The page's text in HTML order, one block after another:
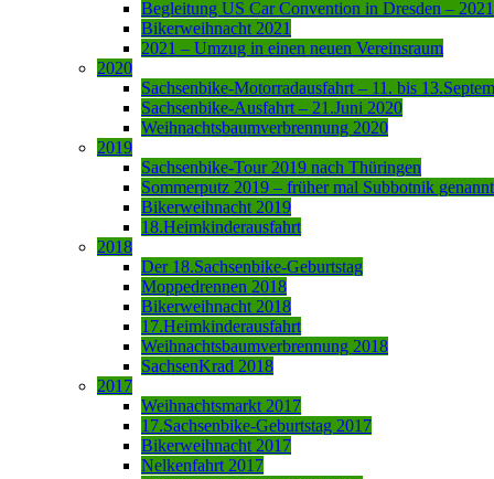
Begleitung US Car Convention in Dresden – 2021
Bikerweihnacht 2021
2021 – Umzug in einen neuen Vereinsraum
2020
Sachsenbike-Motorradausfahrt – 11. bis
Sachsenbike-Ausfahrt – 21.Juni 2020
Weihnachtsbaumverbrennung 2020
2019
Sachsenbike-Tour 2019 nach Thüringen
Sommerputz 2019 – früher mal Subbotnik genannt
Bikerweihnacht 2019
18.Heimkinderausfahrt
2018
Der 18.Sachsenbike-Geburtstag
Moppedrennen 2018
Bikerweihnacht 2018
17.Heimkinderausfahrt
Weihnachtsbaumverbrennung 2018
SachsenKrad 2018
2017
Weihnachtsmarkt 2017
17.Sachsenbike-Geburtstag 2017
Bikerweihnacht 2017
Nelkenfahrt 2017